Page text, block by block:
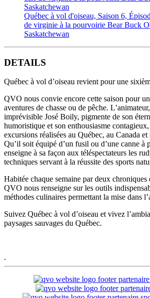
Québec à vol d'oiseau, Saison 6,
de virginie à la pourvoirie Bear Buck
Saskatchewan
DETAILS
Québec à vol d’oiseau revient pour une
QVO nous convie encore cette saison pour
aventures de chasse ou de pêche.
imprévisible José Boily, pigmente de son
humoristique et son enthousiasme
excursions réalisées au Québec, au Canada
Qu’il soit équipé d’un fusil ou d’une canne à
enseigne à sa façon aux téléspectateurs les
techniques servant à la réussite des sports
Habitée chaque semaine par deux chroniques
QVO nous renseigne sur les outils
méthodes culinaires permettant la mise dans
Suivez Québec à vol d’oiseau et vivez
paysages sauvages du Québec.
.